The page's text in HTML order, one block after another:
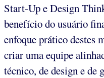
Start-Up e Design
benefício do usuário
enfoque prático destes
criar uma equipe
técnico, de design e de